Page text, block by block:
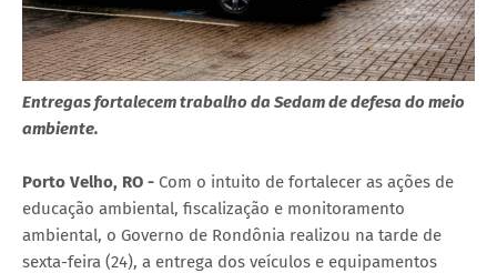
Entregas fortalecem trabalho da Sedam de defesa do meio
ambiente.
Porto Velho, RO - Com o intuito de fortalecer as ações de
educação ambiental, fiscalização e monitoramento
ambiental, o Governo de Rondônia realizou na tarde de
sexta-feira (24), a entrega dos veículos e equipamentos